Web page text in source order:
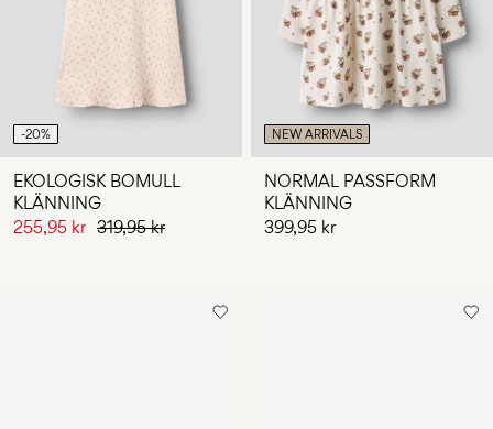
-20%
EKOLOGISK BOMULL
KLÄNNING
255,95 kr 319,95 kr
NEW ARRIVALS
NORMAL PASSFORM
KLÄNNING
399,95 kr